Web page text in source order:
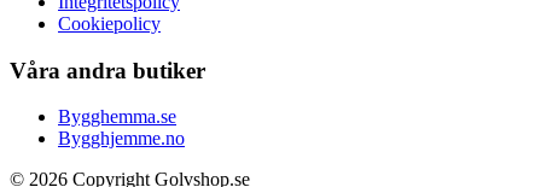
Cookiepolicy
Våra andra butiker
Bygghemma.se
Bygghjemme.no
© 2026 Copyright Golvshop.se